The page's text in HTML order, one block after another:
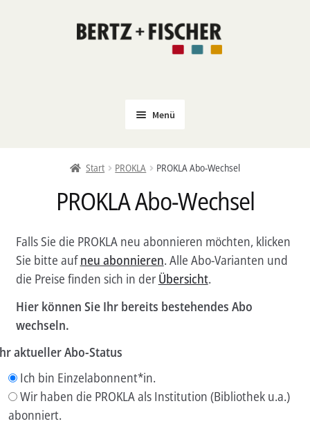
Zur
Zum
Menü
Coming Soon
Politik
Untermenü
Open Access
Untermenü
Film & Kultur
Autor*innen
Handel
Start PROKLA PROKLA Abo-Wechsel
PROKLA Abo-Wechsel
Falls Sie die PROKLA neu abonnieren möchten, klicken
Sie bitte aufneu abonnieren. Alle Abo-Varianten und
die Preise finden sich in der Übersicht.
Hier können Sie Ihr bereits bestehendes Abo
wechseln.
aktueller Abo-Status
Ich bin Einzelabonnent*in.
Wir haben die PROKLA als Institution (Bibliothek u.a.)
abonniert.